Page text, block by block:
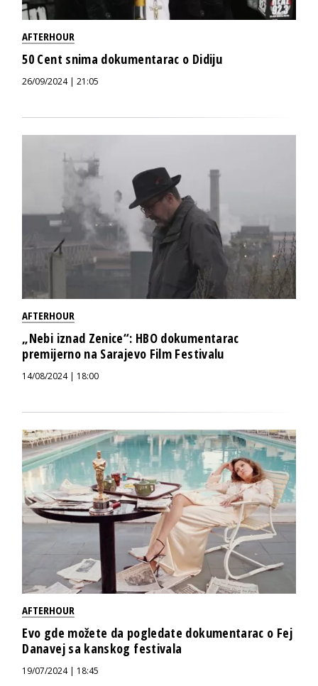
AFTERHOUR
50 Cent snima dokumentarac o Didiju
26/09/2024 | 21:05
AFTERHOUR
„Nebi iznad Zenice“: HBO dokumentarac
premijerno na Sarajevo Film Festivalu
14/08/2024 | 18:00
AFTERHOUR
Evo gde možete da pogledate dokumentarac o Fej
Danavej sa kanskog festivala
19/07/2024 | 18:45